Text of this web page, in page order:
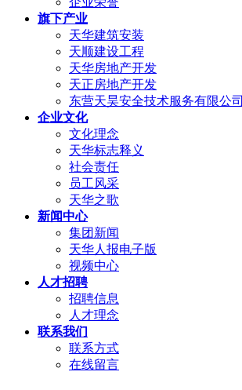
旗下产业
天华建筑安装
天顺建设工程
天华房地产开发
天正房地产开发
东营天昊安全技术服务有限公司
企业文化
文化理念
天华标志释义
社会责任
员工风采
天华之歌
新闻中心
集团新闻
天华人报电子版
视频中心
人才招聘
招聘信息
人才理念
联系我们
联系方式
在线留言